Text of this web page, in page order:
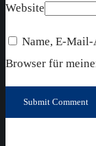
Website
Name, E-Mail-
Browser für